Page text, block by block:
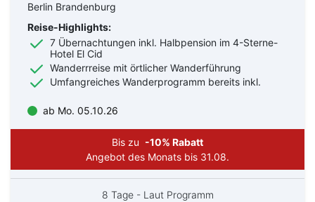
Berlin Brandenburg
Reise-Highlights:
7 Übernachtungen inkl. Halbpension im 4-Sterne-
Hotel El Cid
Wanderrreise mit örtlicher Wanderführung
Umfangreiches Wanderprogramm bereits inkl.
ab Mo. 05.10.26
Bis zu -10% Rabatt
Angebot des Monats bis 31.08.
8 Tage - Laut Programm